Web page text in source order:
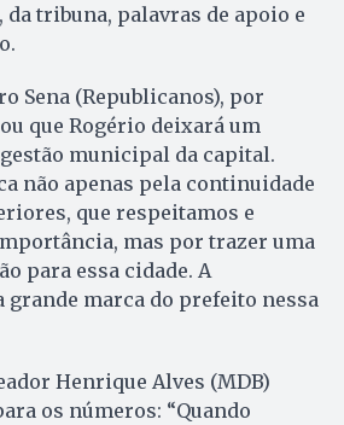
tribuna, palavras de apoio e
Sena (Republicanos), por
que Rogério deixará um
municipal da capital.
não apenas pela continuidade
que respeitamos e
mas por trazer uma
para essa cidade. A
grande marca do prefeito nessa
Henrique Alves (MDB)
os números: “Quando